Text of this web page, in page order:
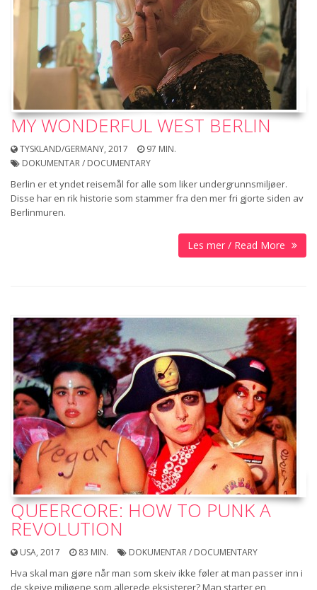
MY WONDERFUL WEST BERLIN
TYSKLAND/GERMANY, 2017
97 MIN.
DOKUMENTAR / DOCUMENTARY
Berlin er et yndet reisemål for alle som liker undergrunnsmiljøer.
Disse har en rik historie som stammer fra den mer fri­ gjorte siden av
Berlin­muren.
Les mer / Read More
QUEERCORE: HOW TO PUNK A
REVOLUTION
USA, 2017 83 MIN. DOKUMENTAR / DOCUMENTARY
Hva skal man gjøre når man som skeiv ikke føler at man passer inn i
de skeive miljøene som allerede eksisterer? Man starter en